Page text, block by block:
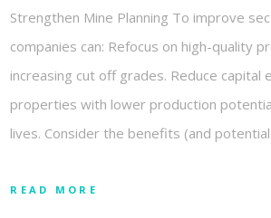
Strengthen Mine Planning To improve
companies can: Refocus on high-quality
increasing cut off grades. Reduce capital
properties with lower production
lives. Consider the benefits (and
READ MORE